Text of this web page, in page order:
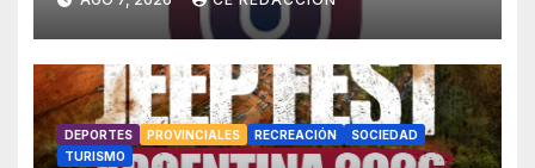
«Poceada» – Enlace con toda
la INFO – Promos especiales
DEPORTES PROVINCIALES RECREACIÓN
SOCIEDAD
TURISMO